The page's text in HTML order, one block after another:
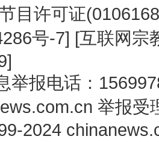
目许可证
号-7] [互联网宗
]
举报电话：
举报受
2024